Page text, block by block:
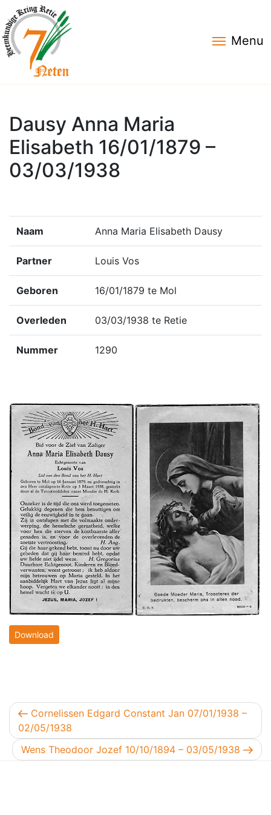
Menu
Dausy Anna Maria
Elisabeth 16/01/1879 –
03/03/1938
Naam Anna Maria Elisabeth Dausy
Partner Louis Vos
Geboren 16/01/1879 te Mol
Overleden 03/03/1938 te Retie
Nummer 1290
Download
Berichtnavigatie
Vorig bericht
Cornelissen Edgard Constant Jan 07/01/1938 –
02/05/1938
Volgend bericht
Wens Theodoor Jozef 10/10/1894 – 03/05/1938